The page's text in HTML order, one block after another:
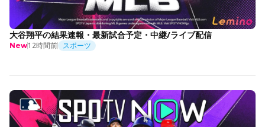
大谷翔平の結果速報・最新試合予定・中継/ライブ配信
New12時間前 スポーツ